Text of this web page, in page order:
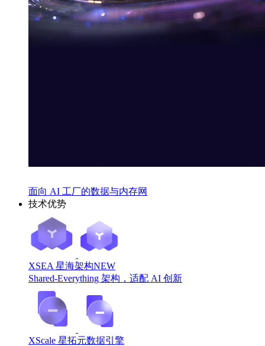
面向 AI 工厂的数据与内存网
技术优势
XSEA 星海架构NEW
Shared-Everything 架构，适配 AI 创新
XScale 星拓元数据引擎